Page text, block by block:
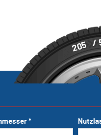
205 /
*